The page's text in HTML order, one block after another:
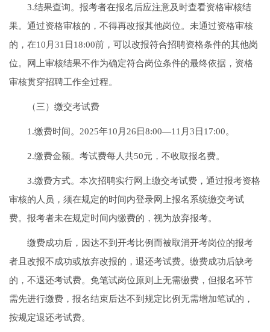
3.结果查询。报考者在报名后应注意及时查看资格审核结
果。通过资格审核的，不得再改报其他岗位。未通过资格审核
的，在10月31日18:00前，可以改报符合招聘资格条件的其他岗
位。网上审核结果不作为确定符合岗位条件的最终依据，资格
审核贯穿招聘工作全过程。
（三）缴交考试费
1.缴费时间。2025年10月26日8:00—11月3日17:00。
2.缴费金额。考试费每人共50元，不收取报名费。
3.缴费方式。本次招聘实行网上缴交考试费，通过报考资格
审核的人员，须在规定的时间内登录网上报名系统缴交考试
费。报考者未在规定时间内缴费的，视为放弃报考。
缴费成功后，因达不到开考比例而被取消开考岗位的报考
者且改报不成功或放弃改报的，退还考试费。缴费成功后缺考
的，不退还考试费。免笔试岗位原则上无需缴费，但报名环节
需先进行缴费，报名结束后达不到规定比例无需增加笔试的，
按规定退还考试费。